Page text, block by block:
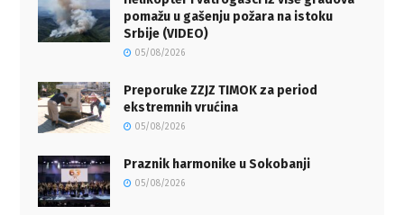
pomažu u gašenju požara na istoku
Srbije (VIDEO)
05/08/2026
Preporuke ZZJZ TIMOK za period
ekstremnih vrućina
05/08/2026
Praznik harmonike u Sokobanji
05/08/2026